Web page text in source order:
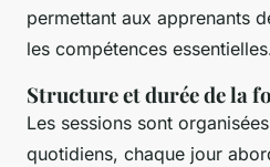
permettant aux apprenants
les compétences
Structure et durée de la
Les sessions sont
quotidiens, chaque jour